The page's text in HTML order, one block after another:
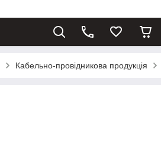
Кабельно-провідникова продукція